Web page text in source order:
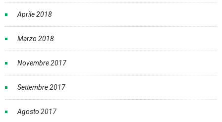
Aprile 2018
Marzo 2018
Novembre 2017
Settembre 2017
Agosto 2017